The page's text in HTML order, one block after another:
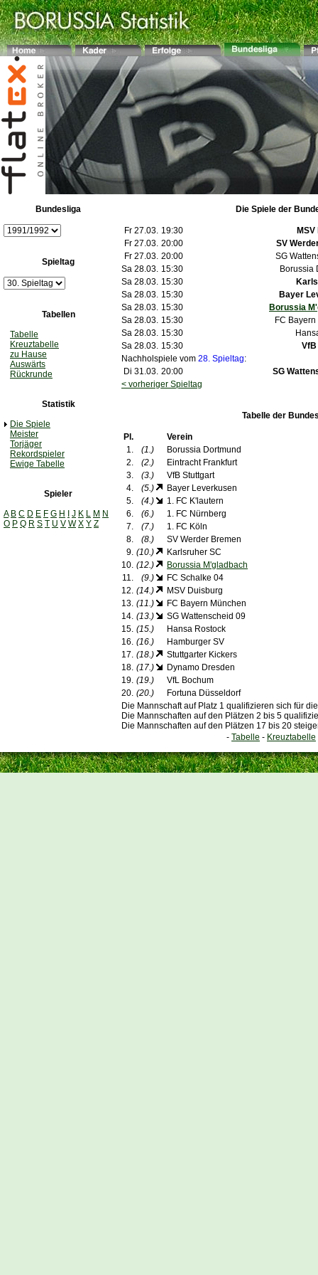
Bundesliga
Spieltag
Tabellen
Tabelle
Kreuztabelle
zu Hause
Auswärts
Rückrunde
Statistik
Die Spiele
Meister
Torjäger
Rekordspieler
Ewige Tabelle
Spieler
A B C D E F G H J K L M N
O P Q R S T U V W X Y Z
Die Spiele der
Fr 27.03. 19:30
Fr 27.03. 20:00
SV
Fr 27.03. 20:00
SG
Sa 28.03. 15:30
Borussia
Sa 28.03. 15:30
Sa 28.03. 15:30
Bayer
Sa 28.03. 15:30
Borussia
Sa 28.03. 15:30
FC
Sa 28.03. 15:30
Sa 28.03. 15:30
Nachholspiele vom 28. Spieltag:
Di 31.03. 20:00
SG
< vorheriger Spieltag
Tabelle der
Pl.
Verein
1.
(1.)
Borussia Dortmund
2.
(2.)
Eintracht Frankfurt
3.
(3.)
VfB Stuttgart
4.
(5.)
Bayer Leverkusen
5.
(4.)
1. FC K'lautern
6.
(6.)
1. FC Nürnberg
7.
(7.)
1. FC Köln
8.
(8.)
SV Werder Bremen
9. (10.)
Karlsruher SC
10. (12.)
Borussia M'gladbach
11.
(9.)
FC Schalke 04
12. (14.)
MSV Duisburg
13. (11.)
FC Bayern München
14. (13.)
SG Wattenscheid 09
15. (15.)
Hansa Rostock
16. (16.)
Hamburger SV
17. (18.)
Stuttgarter Kickers
18. (17.)
Dynamo Dresden
19. (19.)
VfL Bochum
20. (20.)
Fortuna Düsseldorf
Die Mannschaft auf Platz 1 qualifizieren sich für
Die Mannschaften auf den Plätzen 2 bis 5
Die Mannschaften auf den Plätzen 17 bis 20
- Tabelle - Kreuztabelle